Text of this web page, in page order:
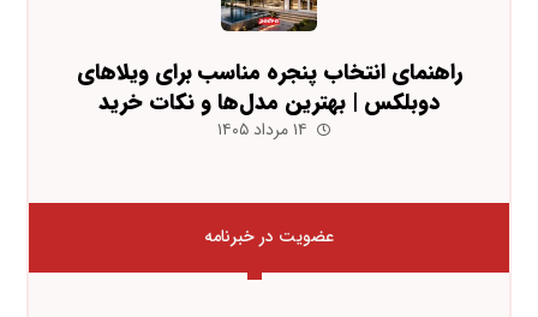
راهنمای انتخاب پنجره مناسب برای ویلاهای
دوبلکس | بهترین مدل‌ها و نکات خرید
۱۴ مرداد ۱۴۰۵
عضویت در خبرنامه